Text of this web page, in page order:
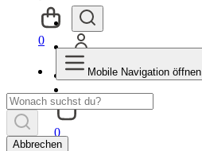
0
0
Mobile Navigation öffnen
Abbrechen